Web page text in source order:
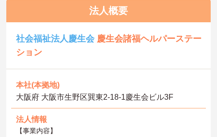
法人概要
社会福祉法人慶生会 慶生会諸福ヘルパーステー
ション
本社(本拠地)
大阪府 大阪市生野区巽東2-18-1慶生会ビル3F
法人情報
【事業内容】